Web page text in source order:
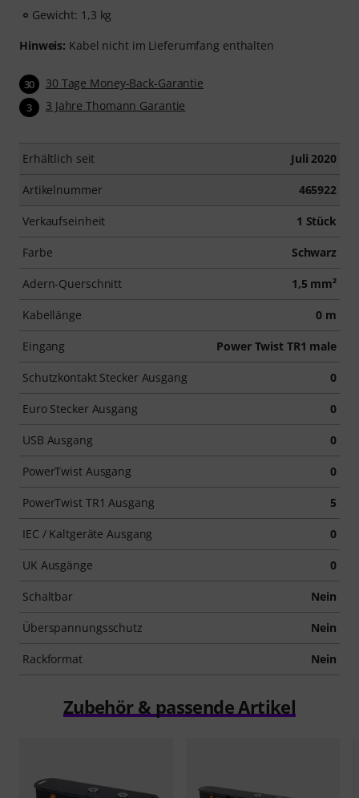
Gewicht: 1,3 kg
Hinweis: Kabel nicht im Lieferumfang enthalten
30 30 Tage Money-Back-Garantie
3 3 Jahre Thomann Garantie
Erhältlich seit Juli 2020
Artikelnummer 465922
Verkaufseinheit 1 Stück
Farbe Schwarz
Adern-Querschnitt 1,5 mm²
Kabellänge 0 m
Eingang Power Twist TR1 male
Schutzkontakt Stecker Ausgang 0
Euro Stecker Ausgang 0
USB Ausgang 0
PowerTwist Ausgang 0
PowerTwist TR1 Ausgang 5
IEC / Kaltgeräte Ausgang 0
UK Ausgänge 0
Schaltbar Nein
Überspannungsschutz Nein
Rackformat Nein
Zubehör & passende Artikel